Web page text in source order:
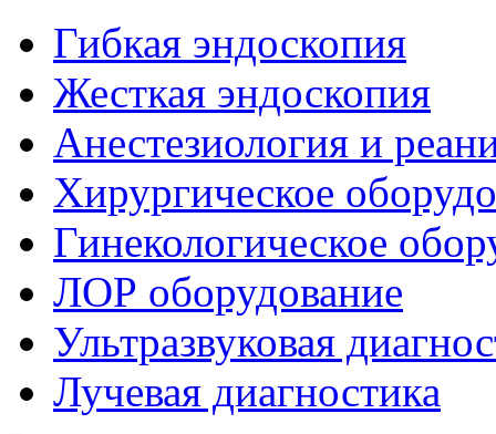
Гибкая эндоскопия
Жесткая эндоскопия
Анестезиология и
Хирургическое
Гинекологическое
ЛОР оборудование
Ультразвуковая
Лучевая диагностика